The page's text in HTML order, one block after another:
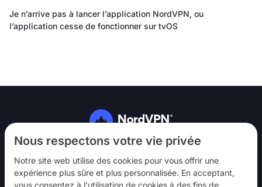
Nous respectons votre vie privée
Notre site web utilise des cookies pour vous offrir une
expérience plus sûre et plus personnalisée. En acceptant,
vous consentez à l'utilisation de cookies à des fins de
Je n’arrive pas à lancer l’application NordVPN, ou
l’application cesse de fonctionner sur tvOS
Suivez-nous